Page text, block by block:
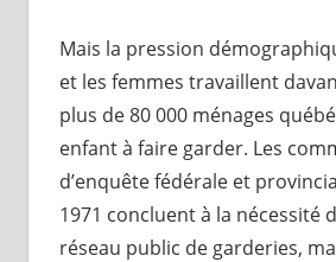
Mais la pression
et les femmes travaillent
plus de 80 000 ménages
enfant à faire garder. Les
d’enquête fédérale et
1971 concluent à la nécessité
réseau public de garderies,